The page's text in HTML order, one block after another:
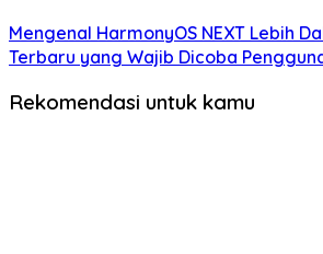
Mengenal HarmonyOS NEXT Lebih
Terbaru yang Wajib Dicoba
Rekomendasi untuk kamu